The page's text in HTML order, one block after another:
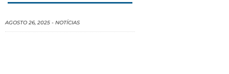
AGOSTO 26, 2025 - NOTÍCIAS